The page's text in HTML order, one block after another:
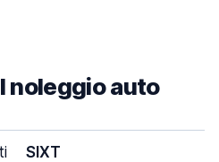
noleggio auto
SIXT